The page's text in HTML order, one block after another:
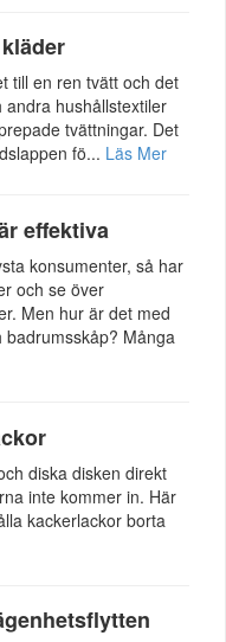
till en ren tvätt och det
hushållstextiler
tvättningar. Det
fö... Läs Mer
effektiva
konsumenter, så har
och se över
Men hur är det med
Många
diska disken direkt
inte kommer in. Här
kackerlackor borta